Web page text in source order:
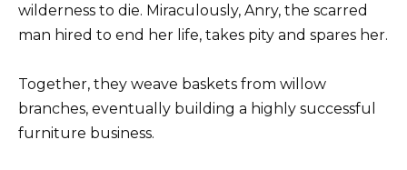
wilderness to die. Miraculously, Anry, the scarred
man hired to end her life, takes pity and spares her.
Together, they weave baskets from willow
branches, eventually building a highly successful
furniture business.